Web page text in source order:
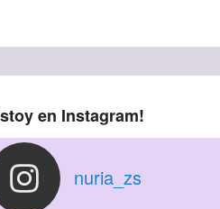
en Instagram!
nuria_zs